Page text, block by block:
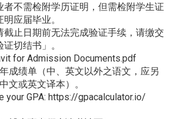
者不需检附学历证明，但需检附学生证
应届毕业。
截止日期前无法完成验证手续，请缴交
证切结书」。
for Admission Documents.pdf
成绩单（中、英文以外之语文，应另
文或英文译本）。
your GPA: https://gpacalculator.io/